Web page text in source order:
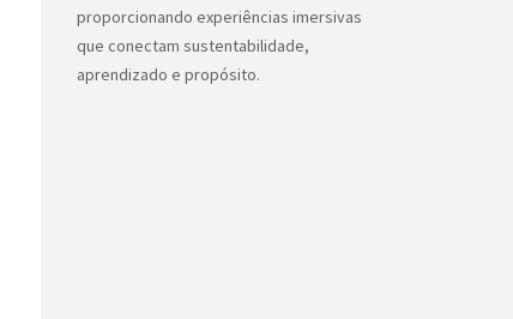
proporcionando experiências imersivas
que conectam sustentabilidade,
aprendizado e propósito.